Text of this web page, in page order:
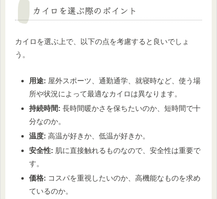
カイロを選ぶ際のポイント
カイロを選ぶ上で、以下の点を考慮すると良いでしょ
う。
用途: 屋外スポーツ、通勤通学、就寝時など、使う場
所や状況によって最適なカイロは異なります。
持続時間: 長時間暖かさを保ちたいのか、短時間で十
分なのか。
温度: 高温が好きか、低温が好きか。
安全性: 肌に直接触れるものなので、安全性は重要で
す。
価格: コスパを重視したいのか、高機能なものを求め
ているのか。